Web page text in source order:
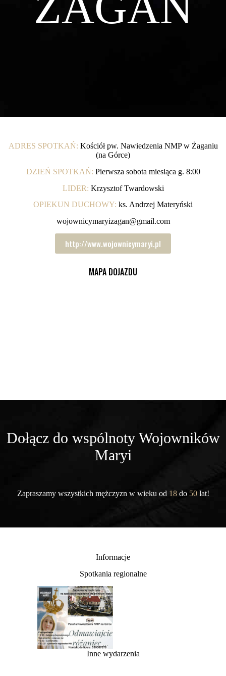
ADRES SPOTKAŃ: Kościół pw. Nawiedzenia NMP w Żaganiu
(na Górce)
DZIEŃ SPOTKAŃ: Pierwsza sobota miesiąca g. 8:00
LIDER: Krzysztof Twardowski
OPIEKUN DUCHOWY: ks. Andrzej Materyński
wojownicymaryizagan@gmail.com
http://www.wojownicymaryi.pl
MAPA DOJAZDU
Dołącz do wspólnoty Wojowników
Maryi
Zapraszamy wszystkich mężczyzn w wieku od 18 do50 lat!
Informacje
Spotkania regionalne
Inne wydarzenia